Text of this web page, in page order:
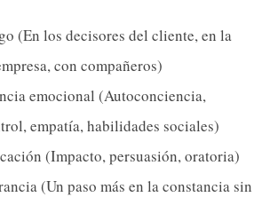
(En los decisores del cliente, en la
con compañeros)
emocional (Autoconciencia,
empatía, habilidades sociales)
(Impacto, persuasión, oratoria)
(Un paso más en la constancia sin